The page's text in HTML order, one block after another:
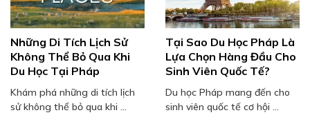
Những Di Tích Lịch Sử
Không Thể Bỏ Qua Khi
Du Học Tại Pháp
Khám phá những di tích lịch
sử không thể bỏ qua khi ...
Tại Sao Du Học Pháp Là
Lựa Chọn Hàng Đầu Cho
Sinh Viên Quốc Tế?
Du học Pháp mang đến cho
sinh viên quốc tế cơ hội ...